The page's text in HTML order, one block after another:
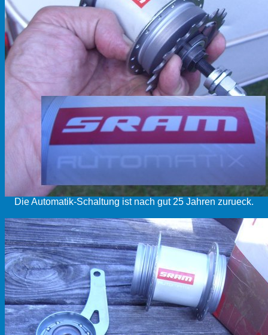
Die Automatik-Schaltung ist nach gut 25 Jahren zurueck.